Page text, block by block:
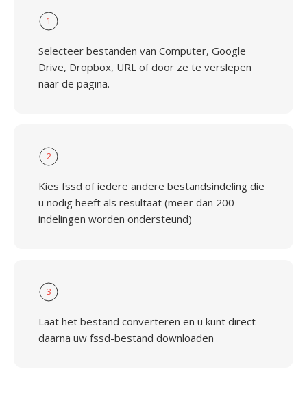
1
Selecteer bestanden van Computer, Google
Drive, Dropbox, URL of door ze te verslepen
naar de pagina.
2
Kies fssd of iedere andere bestandsindeling die
u nodig heeft als resultaat (meer dan 200
indelingen worden ondersteund)
3
Laat het bestand converteren en u kunt direct
daarna uw fssd-bestand downloaden